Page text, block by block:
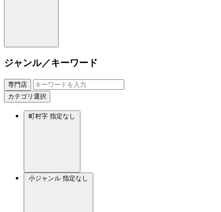
ジャンル／キーワード
専門店
カテゴリ選択
町村字 指定なし
小ジャンル 指定なし